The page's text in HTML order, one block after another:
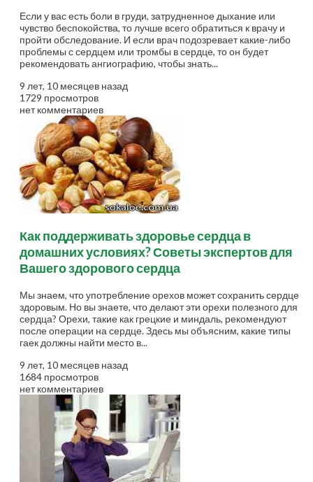
Если у вас есть боли в груди, затрудненное дыхание или
чувство беспокойства, то лучше всего обратиться к врачу и
пройти обследование. И если врач подозревает какие-либо
проблемы с сердцем или тромбы в сердце, то он будет
рекомендовать ангиографию, чтобы знать...
9 лет, 10 месяцев назад
1729 просмотров
нет комментариев
Как поддерживать здоровье сердца в
домашних условиях? Советы экспертов для
Вашего здорового сердца
Мы знаем, что употребление орехов может сохранить сердце
здоровым. Но вы знаете, что делают эти орехи полезного для
сердца? Орехи, такие как грецкие и миндаль, рекомендуют
после операции на сердце. Здесь мы объясним, какие типы
гаек должны найти место в...
9 лет, 10 месяцев назад
1684 просмотров
нет комментариев